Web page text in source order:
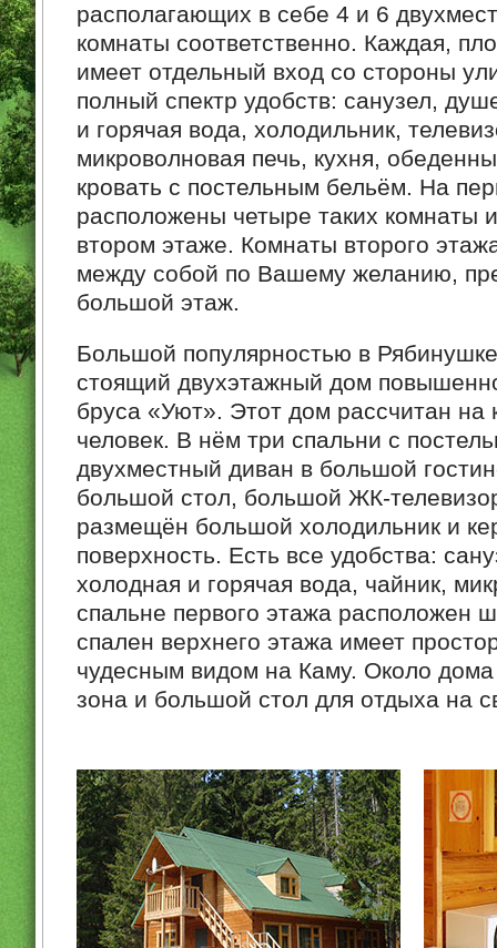
располагающих в себе 4 и 6
комнаты соответственно. Каждая,
имеет отдельный вход со стороны
полный спектр удобств: санузел,
и горячая вода, холодильник,
микроволновая печь, кухня,
кровать с постельным бельём. На
расположены четыре таких комнаты
втором этаже. Комнаты второго
между собой по Вашему желанию,
большой этаж.
Большой популярностью в
стоящий двухэтажный дом
бруса «Уют». Этот дом рассчитан на
человек. В нём три спальни с
двухместный диван в большой
большой стол, большой ЖК-
размещён большой холодильник и
поверхность. Есть все удобства:
холодная и горячая вода, чайник,
спальне первого этажа расположен
спален верхнего этажа имеет
чудесным видом на Каму. Около
зона и большой стол для отдыха на